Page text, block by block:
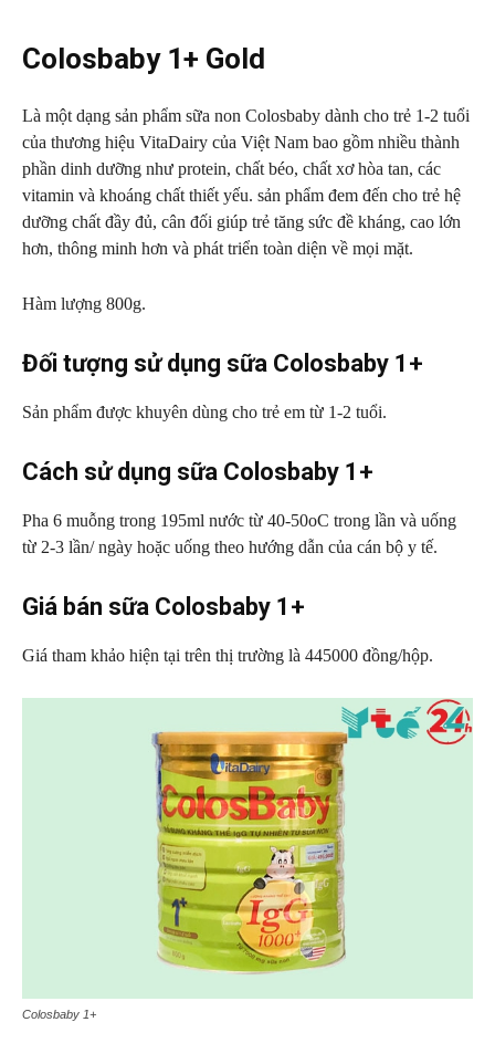
Colosbaby 1+ Gold
Là một dạng sản phẩm sữa non Colosbaby dành cho trẻ 1-2 tuổi
của thương hiệu VitaDairy của Việt Nam bao gồm nhiều thành
phần dinh dưỡng như protein, chất béo, chất xơ hòa tan, các
vitamin và khoáng chất thiết yếu. sản phẩm đem đến cho trẻ hệ
dưỡng chất đầy đủ, cân đối giúp trẻ tăng sức đề kháng, cao lớn
hơn, thông minh hơn và phát triển toàn diện về mọi mặt.
Hàm lượng 800g.
Đối tượng sử dụng sữa Colosbaby 1+
Sản phẩm được khuyên dùng cho trẻ em từ 1-2 tuổi.
Cách sử dụng sữa Colosbaby 1+
Pha 6 muỗng trong 195ml nước từ 40-50oC trong lần và uống
từ 2-3 lần/ ngày hoặc uống theo hướng dẫn của cán bộ y tế.
Giá bán sữa Colosbaby 1+
Giá tham khảo hiện tại trên thị trường là 445000 đồng/hộp.
Colosbaby 1+